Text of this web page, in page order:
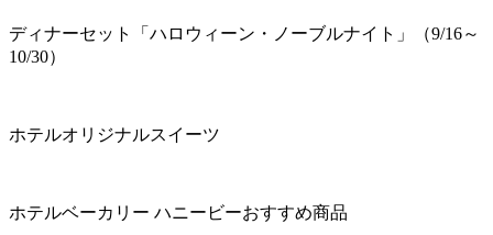
ディナーセット「ハロウィーン・ノーブルナイト」（9/16～
10/30）
ホテルオリジナルスイーツ
ホテルベーカリー ハニービーおすすめ商品